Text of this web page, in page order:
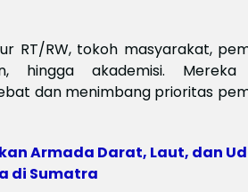
RT/RW, tokoh masyarakat,
hingga akademisi.
dan menimbang prioritas
Armada Darat, Laut, dan
di Sumatra